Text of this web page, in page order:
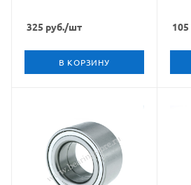
325 руб./шт
В КОРЗИНУ
105